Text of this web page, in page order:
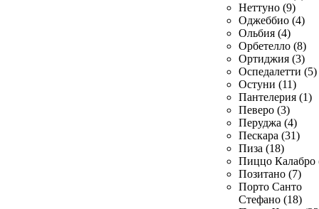
Неттуно (9)
Оджеббио (4)
Ольбия (4)
Орбетелло (8)
Ортиджия (3)
Оспедалетти (5)
Остуни (11)
Пантелерия (1)
Певеро (3)
Перуджа (4)
Пескара (31)
Пиза (18)
Пиццо Калабро
Позитано (7)
Порто Санто
Стефано (18)